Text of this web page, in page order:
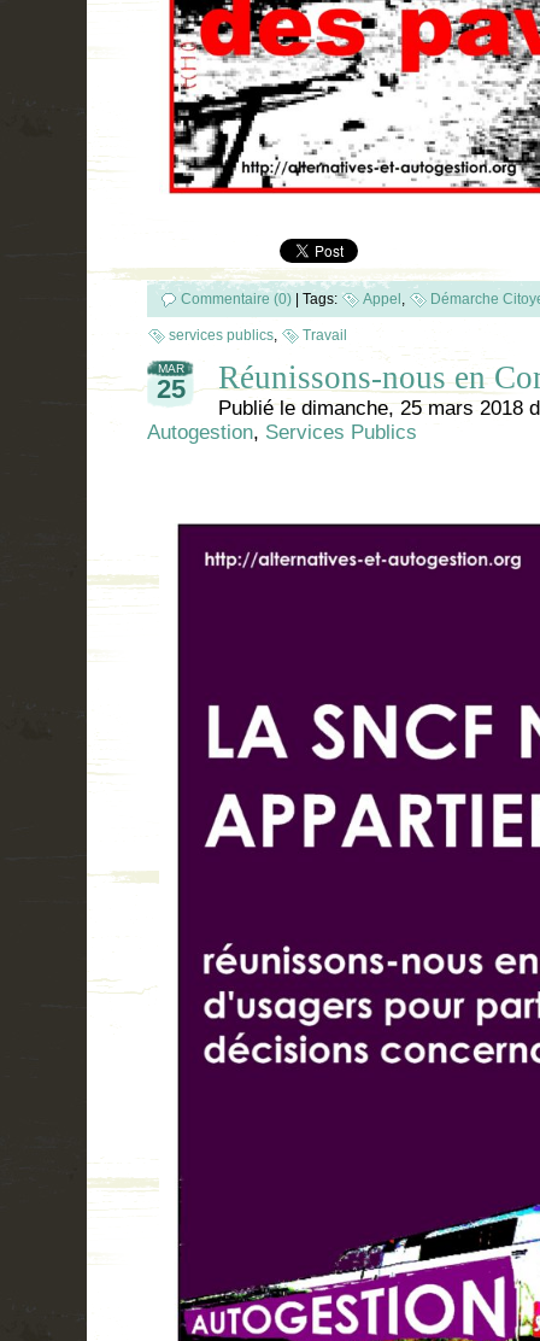
Commentaire (0) | Tags: Appel Démarche
services publics Travail
MAR
25 Réunissons-nous en
Publié ledimanche, 25 mars 2018
Autogestion, Services Publics